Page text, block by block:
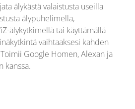
älykästä valaistusta useilla
älypuhelimella,
älykytkimellä tai käyttämällä
vaihtaaksesi kahden
Google Homen, Alexan ja
kanssa.